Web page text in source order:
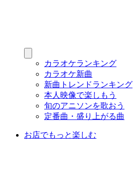
カラオケランキング
カラオケ新曲
新曲トレンドランキング
本人映像で楽しもう
旬のアニソンを歌おう
定番曲・盛り上がる曲
お店でもっと楽しむ